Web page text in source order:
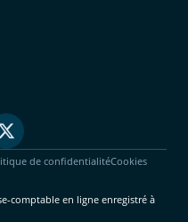
de confidentialitéCookies
comptable en ligne enregistré à